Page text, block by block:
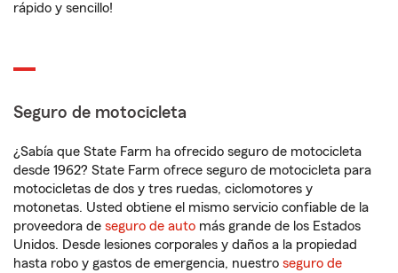
rápido y sencillo!
Seguro de motocicleta
¿Sabía que State Farm ha ofrecido seguro de motocicleta
desde 1962? State Farm ofrece seguro de motocicleta para
motocicletas de dos y tres ruedas, ciclomotores y
motonetas. Usted obtiene el mismo servicio confiable de la
proveedora de seguro de auto más grande de los Estados
Unidos. Desde lesiones corporales y daños a la propiedad
hasta robo y gastos de emergencia, nuestro seguro de